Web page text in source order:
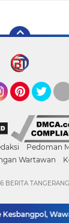
Pedoman
Wartawan
BERITA